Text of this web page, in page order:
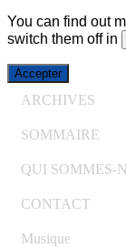
You can find out
switch them off in
Accepter
ARCHIVES
SOMMAIRE
QUI SOMMES-
CONTACT
Musique